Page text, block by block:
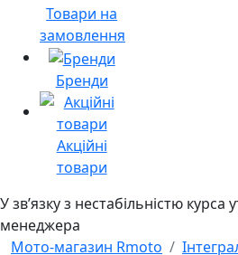
Товари на
замовлення
Бренди
Акційні
товари
У звʼязку з нестабільністю курса
менеджера
Мото-магазин Rmoto